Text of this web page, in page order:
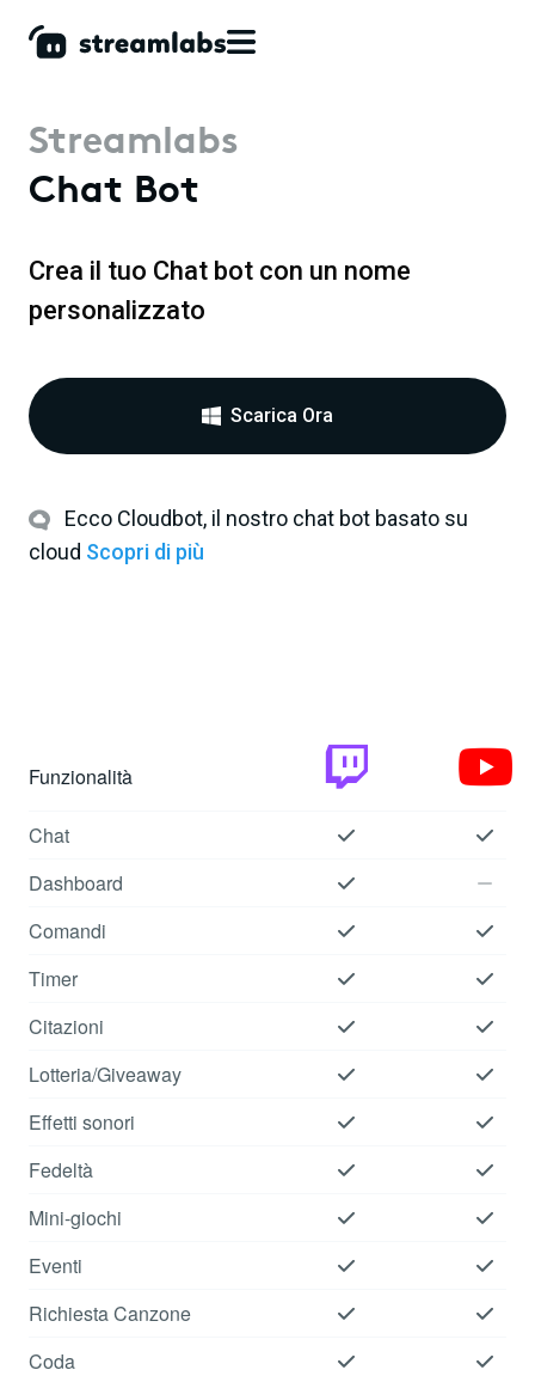
Streamlabs
Chat Bot
Crea il tuo Chat bot con un nome
personalizzato
Scarica Ora
Ecco Cloudbot, il nostro chat bot basato su
cloud Scopri di più
Funzionalità
Chat
Dashboard
Comandi
Timer
Citazioni
Lotteria/Giveaway
Effetti sonori
Fedeltà
Mini-giochi
Eventi
Richiesta Canzone
Coda